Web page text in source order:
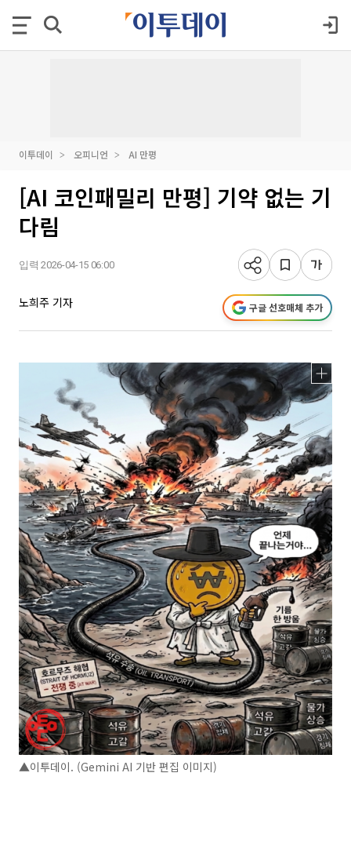
이투데이 오피니언 AI 만평
[AI 코인패밀리 만평] 기약 없는 기
다림
입력 2026-04-15 06:00
노희주 기자 구글 선호매체 추가
▲이투데이. (Gemini AI 기반 편집 이미지)